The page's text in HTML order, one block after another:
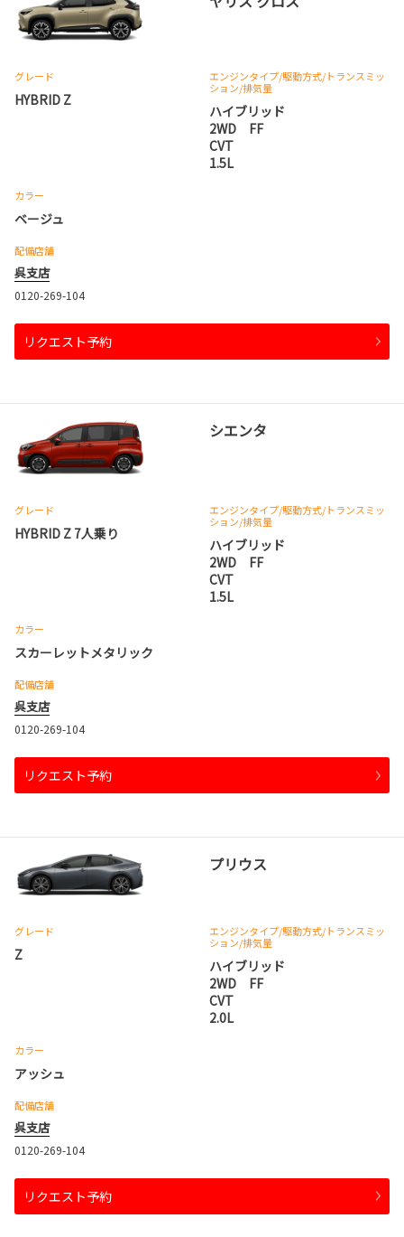
グレード
HYBRID Z
エンジンタイプ/駆動方式/トランスミッ
ション/排気量
ハイブリッド
2WD FF
CVT
1.5L
カラー
ベージュ
配備店舗
呉支店
0120-269-104
リクエスト予約
シエンタ
グレード
HYBRID Z 7人乗り
エンジンタイプ/駆動方式/トランスミッ
ション/排気量
ハイブリッド
2WD FF
CVT
1.5L
カラー
スカーレットメタリック
配備店舗
呉支店
0120-269-104
リクエスト予約
プリウス
グレード
Z
エンジンタイプ/駆動方式/トランスミッ
ション/排気量
ハイブリッド
2WD FF
CVT
2.0L
カラー
アッシュ
配備店舗
呉支店
0120-269-104
リクエスト予約